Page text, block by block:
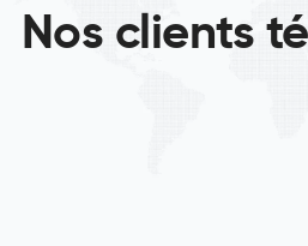
Nos clients